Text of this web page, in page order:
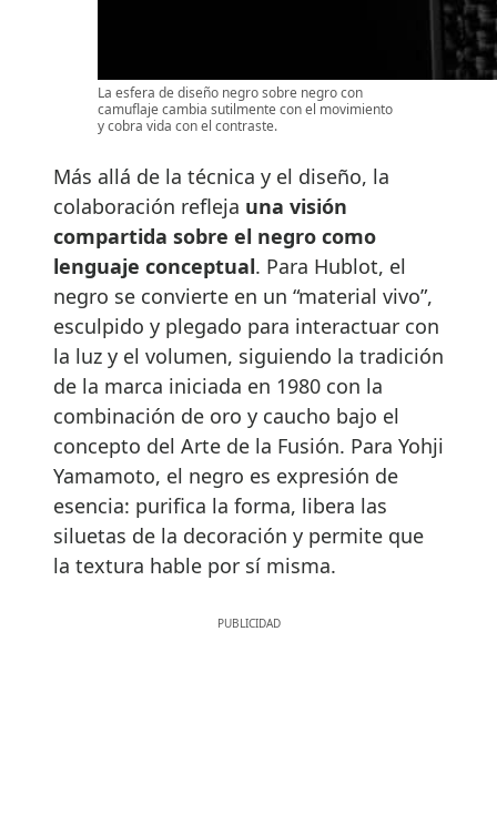
La esfera de diseño negro sobre negro con
camuflaje cambia sutilmente con el movimiento
y cobra vida con el contraste.
Más allá de la técnica y el diseño, la
colaboración refleja una visión
compartida sobre el negro como
lenguaje conceptual. Para Hublot, el
negro se convierte en un “material vivo”,
esculpido y plegado para interactuar con
la luz y el volumen, siguiendo la tradición
de la marca iniciada en 1980 con la
combinación de oro y caucho bajo el
concepto del Arte de la Fusión. Para Yohji
Yamamoto, el negro es expresión de
esencia: purifica la forma, libera las
siluetas de la decoración y permite que
la textura hable por sí misma.